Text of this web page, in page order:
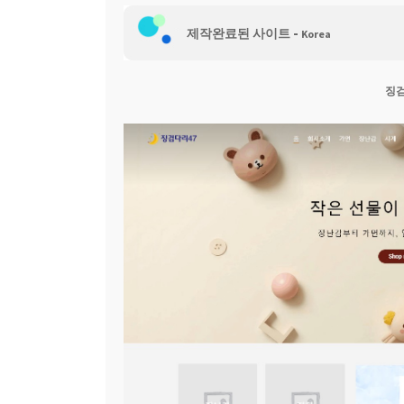
웹 호스팅
제작완료된 사이트 - Korea
징